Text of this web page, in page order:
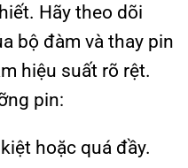
Hãy theo dõi
bộ đàm và thay pin
hiệu suất rõ rệt.
pin:
hoặc quá đầy.